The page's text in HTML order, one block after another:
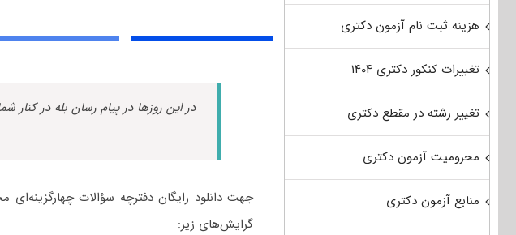
در این روزها در پیام رسان بله در کنار
گرایش‌های زیر:
هزینه ثبت نام آزمون دکتری
تغییرات کنکور دکتری ۱۴۰۴
تغییر رشته در مقطع دکتری
محرومیت آزمون دکتری
منابع آزمون دکتری